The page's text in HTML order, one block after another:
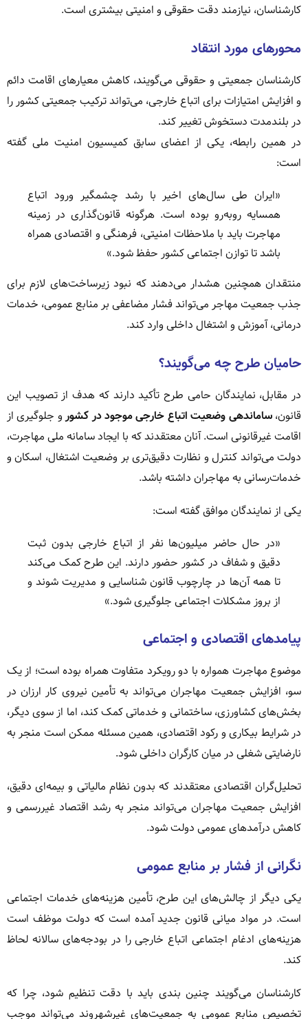
کارشناسان، نیازمند دقت حقوقی و امنیتی بیشتری است.
محورهای مورد انتقاد
کارشناسان جمعیتی و حقوقی می‌گویند، کاهش معیارهای اقامت دائم
و افزایش امتیازات برای اتباع خارجی، می‌تواند ترکیب جمعیتی کشور را
در بلندمدت دستخوش تغییر کند.
در همین رابطه، یکی از اعضای سابق کمیسیون امنیت ملی گفته
است:
«ایران طی سال‌های اخیر با رشد چشمگیر ورود اتباع
همسایه روبه‌رو بوده است. هرگونه قانون‌گذاری در زمینه
مهاجرت باید با ملاحظات امنیتی، فرهنگی و اقتصادی همراه
باشد تا توازن اجتماعی کشور حفظ شود.»
منتقدان همچنین هشدار می‌دهند که نبود زیرساخت‌های لازم برای
جذب جمعیت مهاجر می‌تواند فشار مضاعفی بر منابع عمومی، خدمات
درمانی، آموزش و اشتغال داخلی وارد کند.
حامیان طرح چه می‌گویند؟
در مقابل، نمایندگان حامی طرح تأکید دارند که هدف از تصویب این
قانون،ساماندهی وضعیت اتباع خارجی موجود در کشور و جلوگیری از
اقامت غیرقانونی است. آنان معتقدند که با ایجاد سامانه ملی مهاجرت،
دولت می‌تواند کنترل و نظارت دقیق‌تری بر وضعیت اشتغال، اسکان و
خدمات‌رسانی به مهاجران داشته باشد.
یکی از نمایندگان موافق گفته است:
«در حال حاضر میلیون‌ها نفر از اتباع خارجی بدون ثبت
دقیق و شفاف در کشور حضور دارند. این طرح کمک می‌کند
تا همه آن‌ها در چارچوب قانون شناسایی و مدیریت شوند و
از بروز مشکلات اجتماعی جلوگیری شود.»
پیامدهای اقتصادی و اجتماعی
موضوع مهاجرت همواره با دو رویکرد متفاوت همراه بوده است؛ از یک
سو، افزایش جمعیت مهاجران می‌تواند به تأمین نیروی کار ارزان در
بخش‌های کشاورزی، ساختمانی و خدماتی کمک کند، اما از سوی دیگر،
در شرایط بیکاری و رکود اقتصادی، همین مسئله ممکن است منجر به
نارضایتی شغلی در میان کارگران داخلی شود.
تحلیل‌گران اقتصادی معتقدند که بدون نظام مالیاتی و بیمه‌ای دقیق،
افزایش جمعیت مهاجران می‌تواند منجر به رشد اقتصاد غیررسمی و
کاهش درآمدهای عمومی دولت شود.
نگرانی از فشار بر منابع عمومی
یکی دیگر از چالش‌های این طرح، تأمین هزینه‌های خدمات اجتماعی
است. در مواد میانی قانون جدید آمده است که دولت موظف است
هزینه‌های ادغام اجتماعی اتباع خارجی را در بودجه‌های سالانه لحاظ
کند.
کارشناسان می‌گویند چنین بندی باید با دقت تنظیم شود، چرا که
تخصیص منابع عمومی به جمعیت‌های غیرشهروند می‌تواند موجب